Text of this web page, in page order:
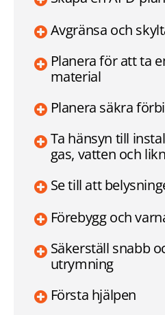
Avgränsa och
Planera för att ta
material
Planera säkra
Ta hänsyn till
gas, vatten och
Se till att
Förebygg och
Säkerställ snabb
utrymning
Första hjälpen